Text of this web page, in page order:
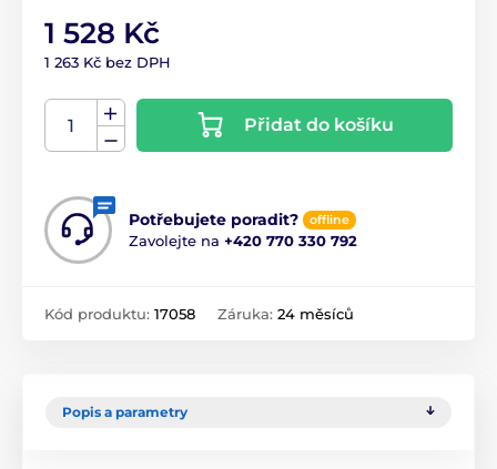
1 528 Kč
1 263 Kč bez DPH
Přidat do košíku
Potřebujete poradit? offline
Zavolejte na +420 770 330 792
Kód produktu: 17058 Záruka: 24 měsíců
Popis a parametry